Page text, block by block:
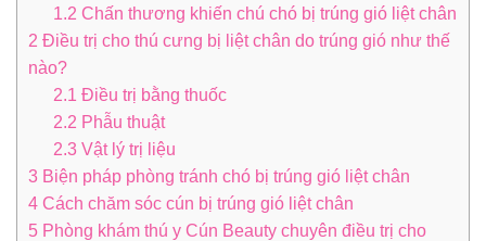
1.2 Chấn thương khiến chú chó bị trúng gió liệt chân
2 Điều trị cho thú cưng bị liệt chân do trúng gió như thế
nào?
2.1 Điều trị bằng thuốc
2.2 Phẫu thuật
2.3Vật lý trị liệu
3 Biện pháp phòng tránh chó bị trúng gió liệt chân
4 Cách chăm sóc cún bị trúng gió liệt chân
5 Phòng khám thú y Cún Beauty chuyên điều trị cho